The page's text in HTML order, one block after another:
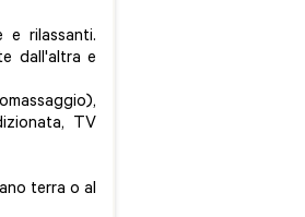
rilassanti.
dall'altra e
TV
terra o al